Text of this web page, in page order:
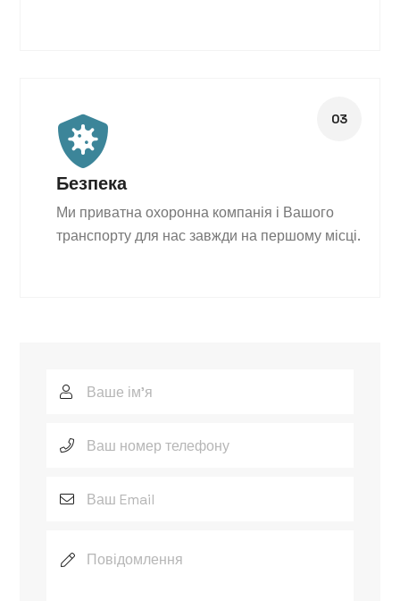
Безпека
Ми приватна охоронна компанія і Вашого
транспорту для нас завжди на першому місці.